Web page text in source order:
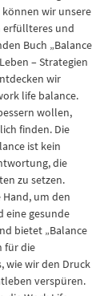
wir unsere
erfüllteres und
Buch „Balance
– Strategien
wir
life balance.
wollen,
finden. Die
ist kein
die
zu setzen.
Hand, um den
eine gesunde
bietet „Balance
für die
wie wir den Druck
verspüren.